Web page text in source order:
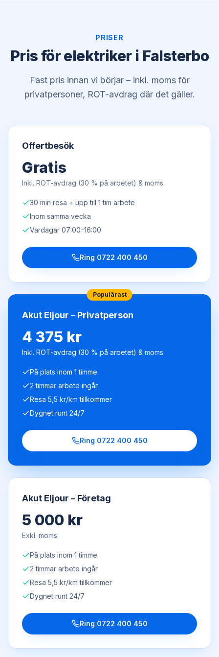
PRISER
Pris för elektriker i Falsterbo
Fast pris innan vi börjar – inkl. moms för
privatpersoner, ROT-avdrag där det gäller.
Offertbesök
Gratis
Inkl. ROT-avdrag (30 % på arbetet) & moms.
30 min resa + upp till 1 tim arbete
Inom samma vecka
Vardagar 07:00–16:00
Ring 0722 400 450
Populärast
Akut Eljour – Privatperson
4 375 kr
Inkl. ROT-avdrag (30 % på arbetet) & moms.
På plats inom 1 timme
2 timmar arbete ingår
Resa 5,5 kr/km tillkommer
Dygnet runt 24/7
Ring 0722 400 450
Akut Eljour – Företag
5 000 kr
Exkl. moms.
På plats inom 1 timme
2 timmar arbete ingår
Resa 5,5 kr/km tillkommer
Dygnet runt 24/7
Ring 0722 400 450